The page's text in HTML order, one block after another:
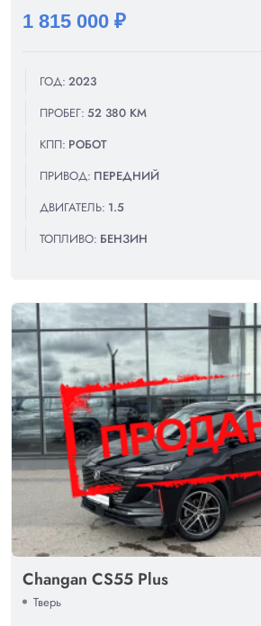
1 815 000 ₽
ГОД: 2023
ПРОБЕГ: 52 380 КМ
КПП: РОБОТ
ПРИВОД: ПЕРЕДНИЙ
ДВИГАТЕЛЬ: 1.5
ТОПЛИВО: БЕНЗИН
Changan CS55 Plus
Тверь